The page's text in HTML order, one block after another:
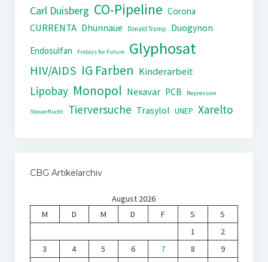
Carl Duisberg CO-Pipeline Corona
CURRENTA Dhünnaue Donald Trump
Duogynon
Endosulfan
Fridays for Future Glyphosat
HIV/AIDS IG Farben Kinderarbeit
Lipobay Monopol Nexavar PCB Repression
Steuerflucht Tierversuche Trasylol UNEP Xarelto
CBG Artikelarchiv
August 2026
M
D M D F S
S
1
2
3
4 5 6 7 8
9